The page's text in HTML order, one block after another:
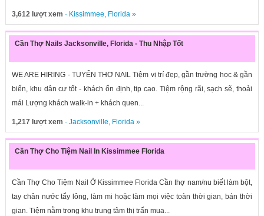
3,612 lượt xem · Kissimmee, Florida»
Cần Thợ Nails Jacksonville, Florida - Thu Nhập Tốt
WE ARE HIRING - TUYỂN THỢ NAIL Tiệm vị trí đẹp, gần trường học & gần
biển, khu dân cư tốt - khách ổn định, tip cao. Tiệm rộng rãi, sạch sẽ, thoải
mái Lượng khách walk-in + khách quen...
1,217 lượt xem · Jacksonville, Florida»
Cần Thợ Cho Tiệm Nail In Kissimmee Florida
Cần Thợ Cho Tiệm Nail Ở Kissimmee Florida Cần thợ nam/nu biết làm bột,
tay chân nước tẩy lông, làm mi hoặc làm mọi việc toàn thời gian, bán thời
gian. Tiệm nằm trong khu trung tâm thị trấn mua...